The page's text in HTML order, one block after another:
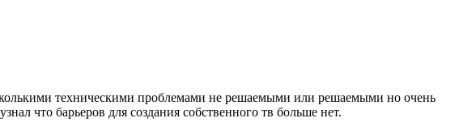
техническими проблемами не решаемыми или решаемыми но очень
что барьеров для создания собственного тв больше нет.